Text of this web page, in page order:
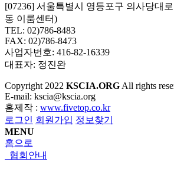
[07236] 서울특별시 영등포구 의사당대
동 이룸센터)
TEL: 02)786-8483
FAX: 02)786-8473
사업자번호: 416-82-16339
대표자: 정진완
Copyright 2022 KSCIA.ORG All rights
E-mail: kscia@kscia.org
홈제작 : www.fivetop.co.kr
로그인 회원가입 정보찾기
MENU
홈으로
협회안내